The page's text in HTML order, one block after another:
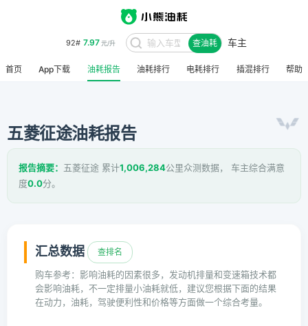
92# 7.97元/升 查油耗 车主
首页 App下载 油耗报告 油耗排行 电耗排行 插混排行 帮助
五菱征途油耗报告
报告摘要： 五菱征途 累计1,006,284公里众测数据， 车主综合满意
度0.0分。
汇总数据 查排名
购车参考：影响油耗的因素很多，发动机排量和变速箱技术都
会影响油耗，不一定排量小油耗就低，建议您根据下面的结果
在动力，油耗，驾驶便利性和价格等方面做一个综合考量。